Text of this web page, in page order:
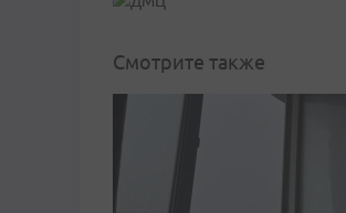
Смотрите также